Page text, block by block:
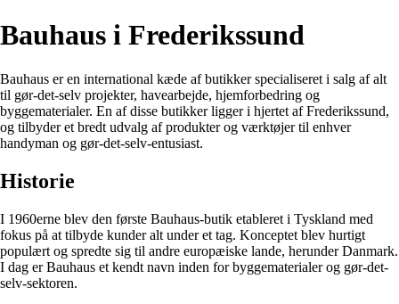
Bauhaus i Frederikssund
Bauhaus er en international kæde af butikker specialiseret i salg af alt
til gør-det-selv projekter, havearbejde, hjemforbedring og
byggematerialer. En af disse butikker ligger i hjertet af Frederikssund,
og tilbyder et bredt udvalg af produkter og værktøjer til enhver
handyman og gør-det-selv-entusiast.
Historie
I 1960erne blev den første Bauhaus-butik etableret i Tyskland med
fokus på at tilbyde kunder alt under et tag. Konceptet blev hurtigt
populært og spredte sig til andre europæiske lande, herunder Danmark.
I dag er Bauhaus et kendt navn inden for byggematerialer og gør-det-
selv-sektoren.